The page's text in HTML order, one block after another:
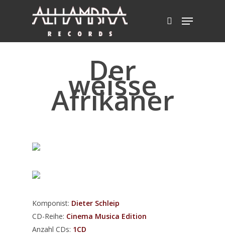
Hit enter to search or ESC to close
Der
weisse
Afrikaner
Komponist: Dieter Schleip
CD-Reihe: Cinema Musica Edition
Anzahl CDs: 1CD